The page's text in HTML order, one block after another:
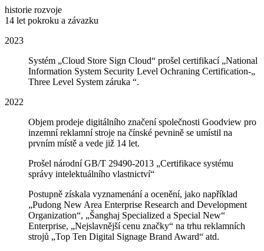
historie rozvoje
14 let pokroku a závazku
2023
Systém „Cloud Store Sign Cloud“ prošel certifikací „National
Information System Security Level Ochraning Certification-„
Three Level System záruka “.
2022
Objem prodeje digitálního značení společnosti Goodview pro
inzemní reklamní stroje na čínské pevnině se umístil na
prvním místě a vede již 14 let.
Prošel národní GB/T 29490-2013 „Certifikace systému
správy intelektuálního vlastnictví“
Postupně získala vyznamenání a ocenění, jako například
„Pudong New Area Enterprise Research and Development
Organization“, „Šanghaj Specialized a Special New“
Enterprise, „Nejslavnější cenu značky“ na trhu reklamních
strojů „Top Ten Digital Signage Brand Award“ atd.